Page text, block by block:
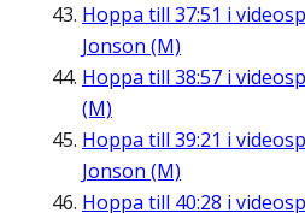
Hoppa till 37:51 i
Jonson (M)
Hoppa till 38:57 i
(M)
Hoppa till 39:21 i
Jonson (M)
Hoppa till 40:28 i